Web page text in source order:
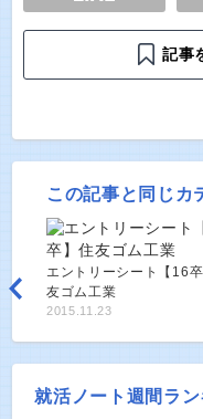
記事
この記事と同じカ
エントリーシート【16
友ゴム工業
2015.11.23
就活ノート週間ラ